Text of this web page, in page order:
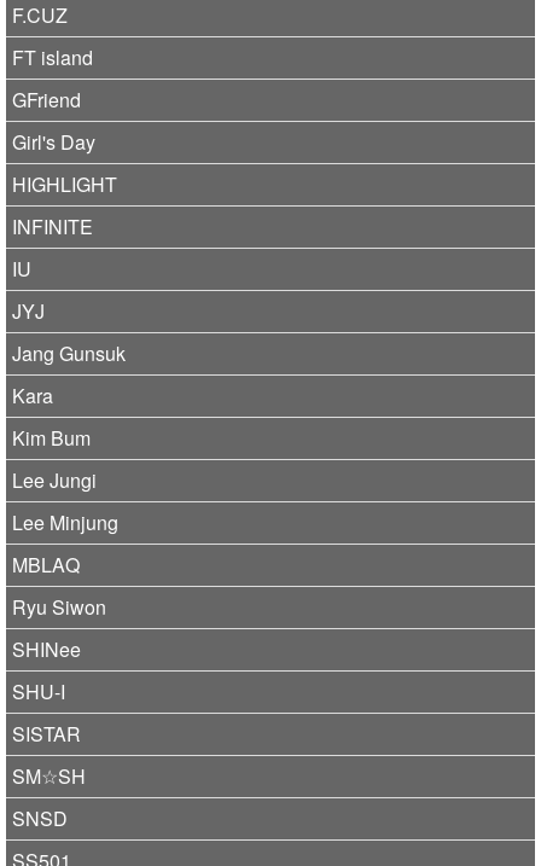
F.CUZ
FT island
GFriend
Girl's Day
HIGHLIGHT
INFINITE
IU
JYJ
Jang Gunsuk
Kara
Kim Bum
Lee Jungi
Lee Minjung
MBLAQ
Ryu Siwon
SHINee
SHU-I
SISTAR
SM☆SH
SNSD